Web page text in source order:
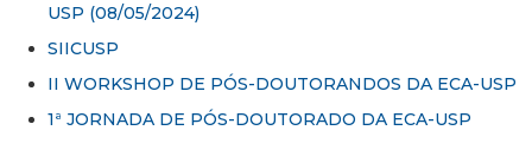
USP (08/05/2024)
SIICUSP
II WORKSHOP DE PÓS-DOUTORANDOS DA ECA-USP
1ª JORNADA DE PÓS-DOUTORADO DA ECA-USP